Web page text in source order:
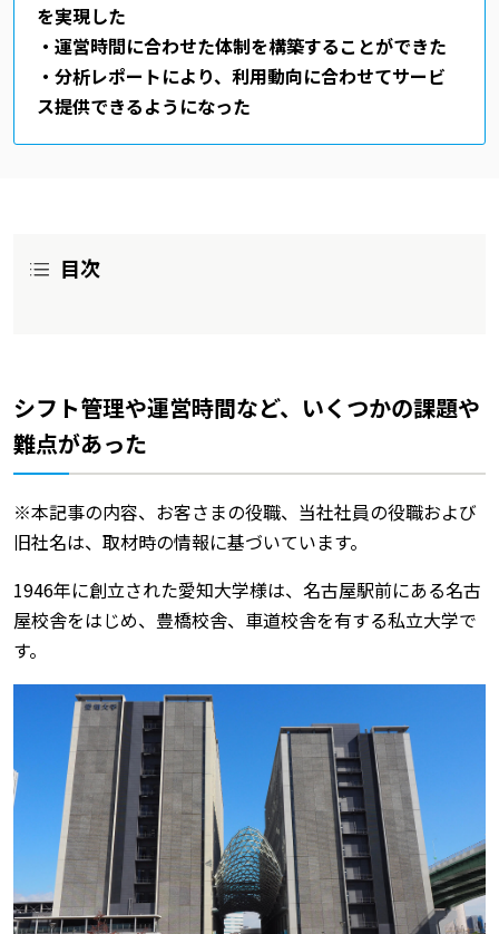
を実現した
・運営時間に合わせた体制を構築することができた
・分析レポートにより、利用動向に合わせてサービ
ス提供できるようになった
目次
シフト管理や運営時間など、いくつかの課題や
難点があった
※本記事の内容、お客さまの役職、当社社員の役職および
旧社名は、取材時の情報に基づいています。
1946年に創立された愛知大学様は、名古屋駅前にある名古
屋校舎をはじめ、豊橋校舎、車道校舎を有する私立大学で
す。